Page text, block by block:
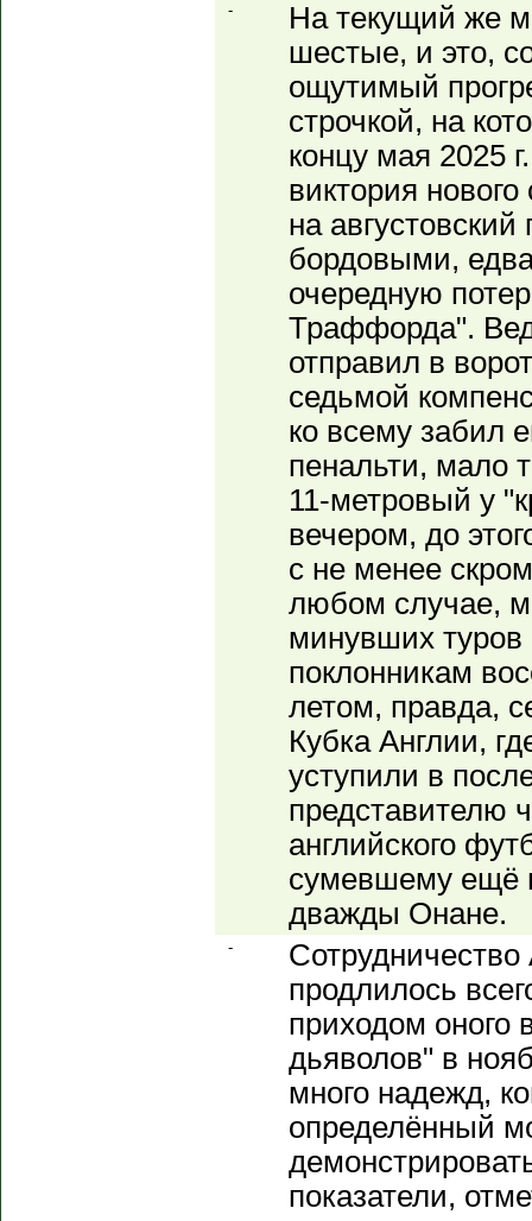
-
На текущий же
шестые, и это,
ощутимый
строчкой, на
концу мая 2025
виктория
на августовский
бордовыми,
очередную
Траффорда".
отправил в
седьмой
ко всему забил
пенальти, мало
11-метровый у
вечером, до
с не менее
любом случае,
минувших туров
поклонникам
летом, правда,
Кубка Англии,
уступили в
представителю
английского
сумевшему ещё
дважды Онане.
-
продлилось
приходом оного
дьяволов" в
много надежд,
определённый
показатели,